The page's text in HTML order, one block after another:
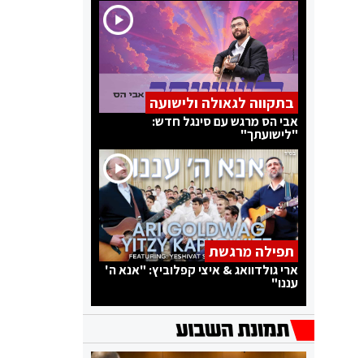
בתקווה לגאולה ולישועה
אבי הס מרגש עם סינגל חדש:
"לישועתך"
תפילה מרגשת
ארי גולדוואג & איצי קפלוביץ: "אנא ה'
עננו"